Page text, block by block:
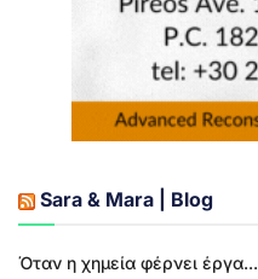
Sara & Mara | Blog
Όταν η χημεία φέρνει έργα...